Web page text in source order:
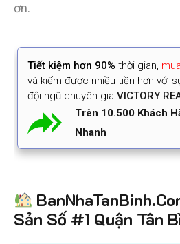
ơn.
Tiết kiệm hơn 90% thời gian,
và kiếm được nhiều tiền hơn với
đội ngũ chuyên gia VICTORY
Trên 10.500 Khách
Nhanh
Sản Số #1 Quận Tân